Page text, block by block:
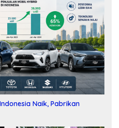
Naik, Pabrikan